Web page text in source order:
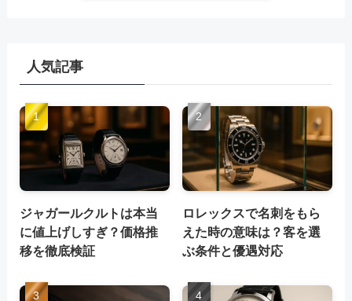
人気記事
ジャガールクルトは本当
に値上げしすぎ？価格推
移を徹底検証
ロレックスで名刺をもら
えた時の意味は？客を選
ぶ条件と優遇対応